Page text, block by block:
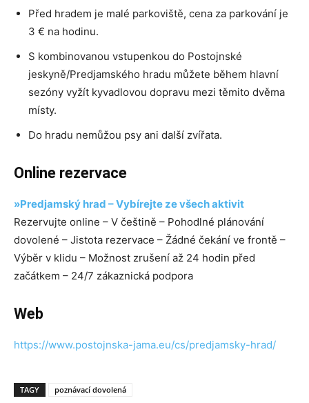
Před hradem je malé parkoviště, cena za parkování je
3 € na hodinu.
S kombinovanou vstupenkou do Postojnské
jeskyně/Predjamského hradu můžete během hlavní
sezóny vyžít kyvadlovou dopravu mezi těmito dvěma
místy.
Do hradu nemůžou psy ani další zvířata.
Online rezervace
»Predjamský hrad – Vybírejte ze všech aktivit
Rezervujte online – V češtině – Pohodlné plánování
dovolené – Jistota rezervace – Žádné čekání ve frontě –
Výběr v klidu – Možnost zrušení až 24 hodin před
začátkem – 24/7 zákaznická podpora
Web
https://www.postojnska-jama.eu/cs/predjamsky-hrad/
TAGY poznávací dovolená